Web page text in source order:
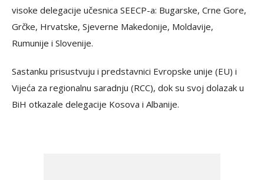
visoke delegacije učesnica SEECP-a: Bugarske, Crne Gore,
Grčke, Hrvatske, Sjeverne Makedonije, Moldavije,
Rumunije i Slovenije.
Sastanku prisustvuju i predstavnici Evropske unije (EU) i
Vijeća za regionalnu saradnju (RCC), dok su svoj dolazak u
BiH otkazale delegacije Kosova i Albanije.